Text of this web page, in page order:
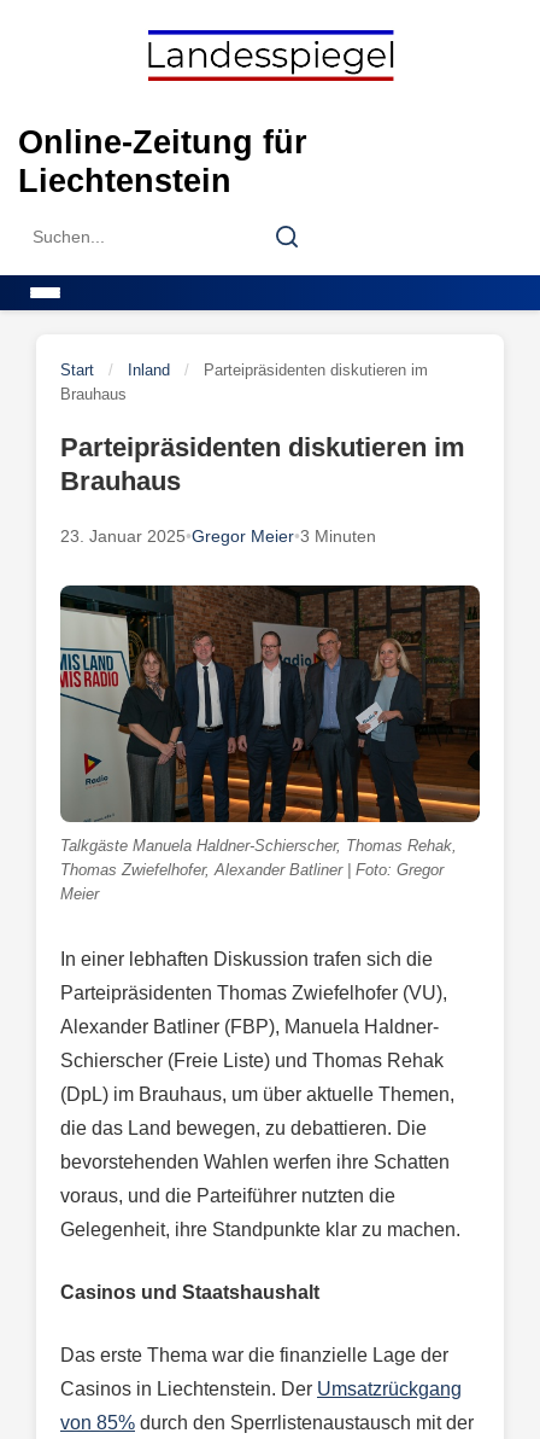
Online-Zeitung für
Liechtenstein
Search
Search
Start / Inland /
Parteipräsidenten diskutieren im
Brauhaus
Parteipräsidenten diskutieren im
Brauhaus
23. Januar 2025•Gregor Meier•3 Minuten
Talkgäste Manuela Haldner-Schierscher, Thomas Rehak,
Thomas Zwiefelhofer, Alexander Batliner | Foto: Gregor
Meier
In einer lebhaften Diskussion trafen sich die
Parteipräsidenten Thomas Zwiefelhofer (VU),
Alexander Batliner (FBP), Manuela Haldner-
Schierscher (Freie Liste) und Thomas Rehak
(DpL) im Brauhaus, um über aktuelle Themen,
die das Land bewegen, zu debattieren. Die
bevorstehenden Wahlen werfen ihre Schatten
voraus, und die Parteiführer nutzten die
Gelegenheit, ihre Standpunkte klar zu machen.
Casinos und Staatshaushalt
Das erste Thema war die finanzielle Lage der
Casinos in Liechtenstein. Der Umsatzrückgang
von 85% durch den Sperrlistenaustausch mit der